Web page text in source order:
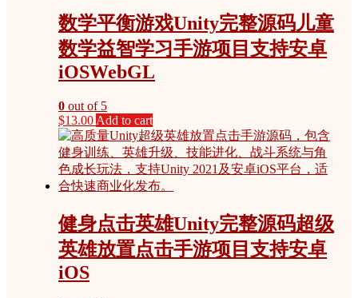
数学平衡游戏Unity完整源码儿童
数学益智学习手游项目支持安卓
iOSWebGL
0 out of 5
$13.00 Add to cart
健身点击英雄Unity完整源码超级
英雄放置点击手游项目支持安卓
iOS